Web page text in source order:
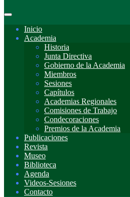
Inicio
Academia
Historia
Junta Directiva
Gobierno de la Academia
Miembros
Sesiones
Capítulos
Academias Regionales
Comisiones de Trabajo
Condecoraciones
Premios de la Academia
Publicaciones
Revista
Museo
Biblioteca
Agenda
Videos-Sesiones
Contacto